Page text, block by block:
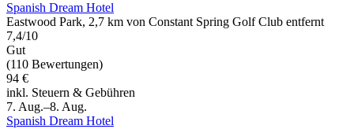
Spanish Dream Hotel
Eastwood Park, 2,7 km von Constant Spring Golf Club entfernt
7,4/10
Gut
(110 Bewertungen)
94 €
inkl. Steuern & Gebühren
7. Aug.–8. Aug.
Spanish Dream Hotel